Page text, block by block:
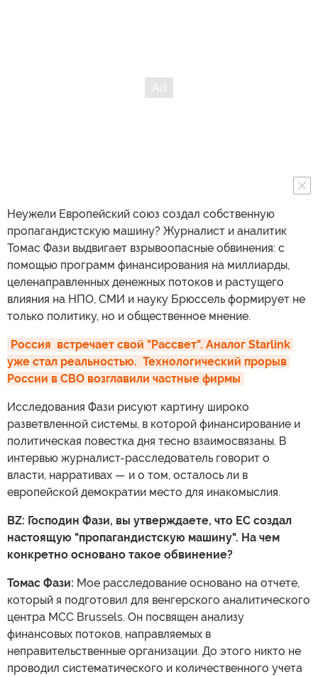
Неужели Европейский союз создал собственную
пропагандистскую машину? Журналист и аналитик
Томас Фази выдвигает взрывоопасные обвинения: с
помощью программ финансирования на миллиарды,
целенаправленных денежных потоков и растущего
влияния на НПО, СМИ и науку Брюссель формирует не
только политику, но и общественное мнение.
Россия  встречает свой "Рассвет". Аналог Starlink
уже стал реальностью.  Технологический прорыв
России в СВО возглавили частные фирмы
Исследования Фази рисуют картину широко
разветвленной системы, в которой финансирование и
политическая повестка дня тесно взаимосвязаны. В
интервью журналист-расследователь говорит о
власти, нарративах — и о том, осталось ли в
европейской демократии место для инакомыслия.
BZ: Господин Фази, вы утверждаете, что ЕС создал
настоящую "пропагандистскую машину". На чем
конкретно основано такое обвинение?
Томас Фази: Мое расследование основано на отчете,
который я подготовил для венгерского аналитического
центра MCC Brussels. Он посвящен анализу
финансовых потоков, направляемых в
неправительственные организации. До этого никто не
проводил систематического и количественного учета